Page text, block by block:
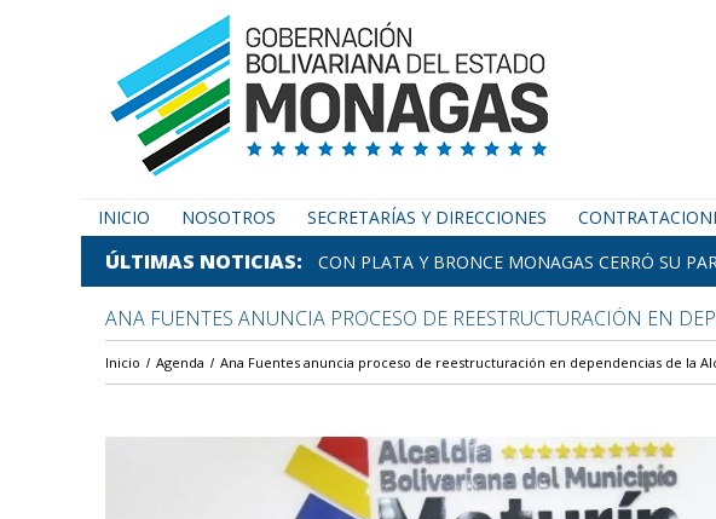
INICIO NOSOTROS SECRETARÍAS Y DIRECCIONES
ÚLTIMAS NOTICIAS CON PLATA Y BRONCE MONAGAS CERRÓ SU
ANA FUENTES ANUNCIA PROCESO DE REESTRUCTURACIÓN EN
Inicio Agenda Ana Fuentes anuncia proceso de reestructuración en dependencias de la